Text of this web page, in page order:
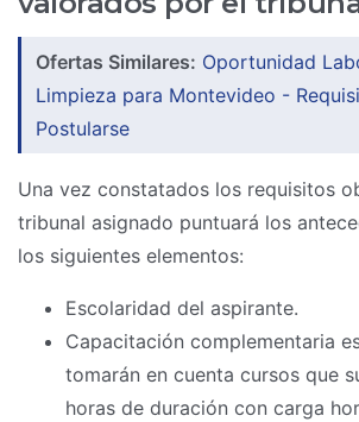
Ofertas Similares: Oportunidad
Limpieza para Montevideo -
Postularse
Una vez constatados los requisitos
tribunal asignado puntuará los
los siguientes elementos:
Escolaridad del aspirante.
Capacitación complementaria
tomarán en cuenta cursos que
horas de duración con carga